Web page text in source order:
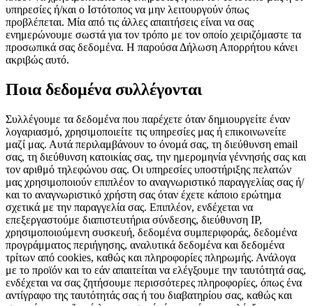
υπηρεσίες ή/και ο Ιστότοπος να μην λειτουργούν όπως
προβλέπεται. Μία από τις άλλες απαιτήσεις είναι να σας
ενημερώνουμε σωστά για τον τρόπο με τον οποίο χειριζόμαστε τα
προσωπικά σας δεδομένα. Η παρούσα Δήλωση Απορρήτου κάνει
ακριβώς αυτό.
Ποια δεδομένα συλλέγονται
Συλλέγουμε τα δεδομένα που παρέχετε όταν δημιουργείτε έναν
λογαριασμό, χρησιμοποιείτε τις υπηρεσίες μας ή επικοινωνείτε
μαζί μας. Αυτά περιλαμβάνουν το όνομά σας, τη διεύθυνση email
σας, τη διεύθυνση κατοικίας σας, την ημερομηνία γέννησής σας και
τον αριθμό τηλεφώνου σας. Οι υπηρεσίες υποστήριξης πελατών
μας χρησιμοποιούν επιπλέον το αναγνωριστικό παραγγελίας σας ή/
και το αναγνωριστικό χρήστη σας όταν έχετε κάποιο ερώτημα
σχετικά με την παραγγελία σας. Επιπλέον, ενδέχεται να
επεξεργαστούμε διαπιστευτήρια σύνδεσης, διεύθυνση IP,
χρησιμοποιούμενη συσκευή, δεδομένα συμπεριφοράς, δεδομένα
προγράμματος περιήγησης, αναλυτικά δεδομένα και δεδομένα
τρίτων από cookies, καθώς και πληροφορίες πληρωμής. Ανάλογα
με το προϊόν και το εάν απαιτείται να ελέγξουμε την ταυτότητά σας,
ενδέχεται να σας ζητήσουμε περισσότερες πληροφορίες, όπως ένα
αντίγραφο της ταυτότητάς σας ή του διαβατηρίου σας, καθώς και